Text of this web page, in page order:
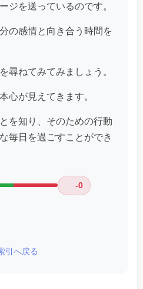
ジを送っているのです。
の感情と向き合う時間を
尋ねてみてみましょう。
心が見えてきます。
を知り、そのための行動
毎日を過ごすことができ
-0
引へ戻る